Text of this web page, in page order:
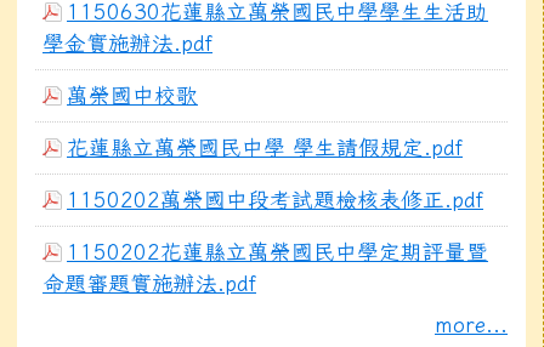
1150630花蓮縣立萬榮國民中學學生生活助
學金實施辦法.pdf
萬榮國中校歌
花蓮縣立萬榮國民中學 學生請假規定.pdf
1150202萬榮國中段考試題檢核表修正.pdf
1150202花蓮縣立萬榮國民中學定期評量暨
命題審題實施辦法.pdf
more...